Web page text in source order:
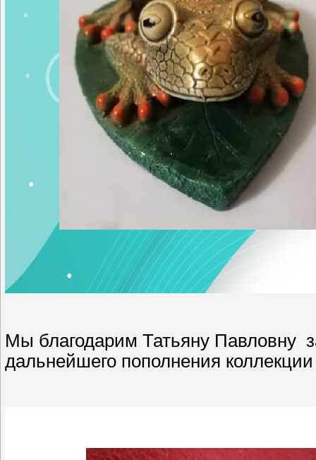
Мы благодарим Татьяну Павловну
дальнейшего пополнения